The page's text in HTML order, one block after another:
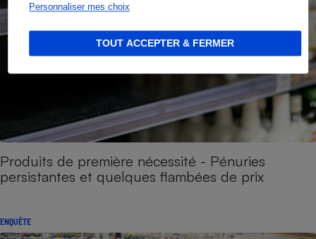
Personnaliser mes choix
TOUT ACCEPTER & FERMER
Produits de première nécessité - Pénuries
persistantes et quelques flambées de prix
ENQUÊTE